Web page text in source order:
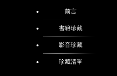
前言
書籍珍藏
影音珍藏
珍藏清單